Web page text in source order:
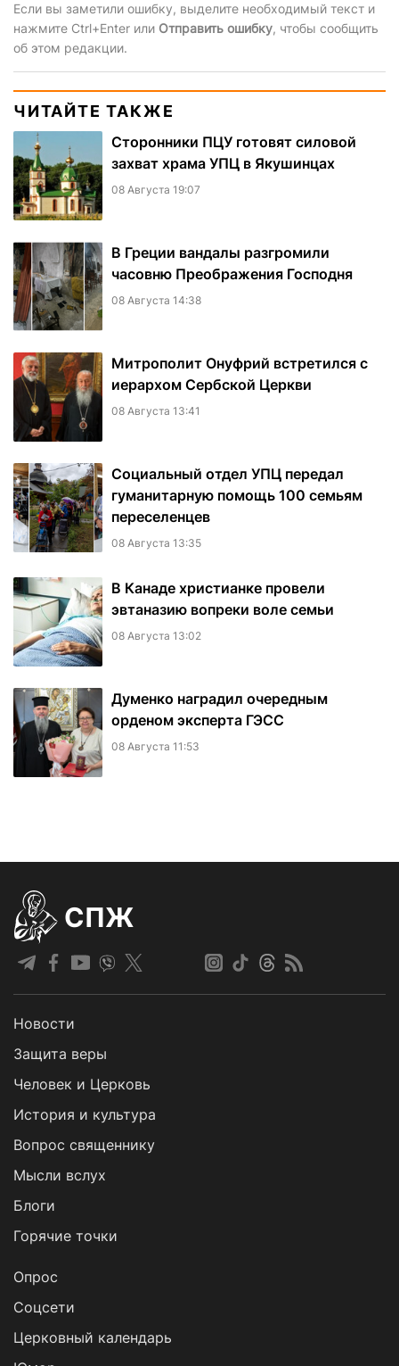
Если вы заметили ошибку, выделите необходимый текст и
нажмите Ctrl+Enter или Отправить ошибку, чтобы сообщить
об этом редакции.
ЧИТАЙТЕ ТАКЖЕ
Сторонники ПЦУ готовят силовой
захват храма УПЦ в Якушинцах
08 Августа 19:07
В Греции вандалы разгромили
часовню Преображения Господня
08 Августа 14:38
Митрополит Онуфрий встретился с
иерархом Сербской Церкви
08 Августа 13:41
Социальный отдел УПЦ передал
гуманитарную помощь 100 семьям
переселенцев
08 Августа 13:35
В Канаде христианке провели
эвтаназию вопреки воле семьи
08 Августа 13:02
Думенко наградил очередным
орденом эксперта ГЭСС
08 Августа 11:53
СПЖ
Новости
Защита веры
Человек и Церковь
История и культура
Вопрос священнику
Мысли вслух
Блоги
Горячие точки
Опрос
Cоцсети
Церковный календарь